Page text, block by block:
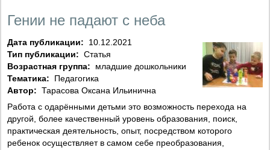
Гении не падают с неба
Дата публикации:
10.12.2021
Тип публикации: Статья
Возрастная группа:
младшие дошкольники
Тематика:
Педагогика
Автор: Тарасова Оксана Ильинична
Работа с одарёнными детьми это возможность перехода на
другой, более качественный уровень образования, поиск,
практическая деятельность, опыт, посредством которого
ребенок осуществляет в самом себе преобразования,